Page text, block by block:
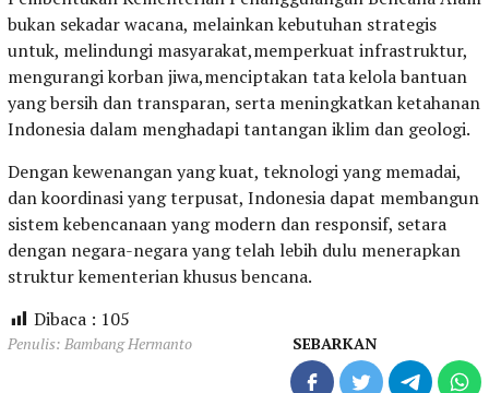
bukan sekadar wacana, melainkan kebutuhan strategis
untuk, melindungi masyarakat,memperkuat infrastruktur,
mengurangi korban jiwa,menciptakan tata kelola bantuan
yang bersih dan transparan, serta meningkatkan ketahanan
Indonesia dalam menghadapi tantangan iklim dan geologi.
Dengan kewenangan yang kuat, teknologi yang memadai,
dan koordinasi yang terpusat, Indonesia dapat membangun
sistem kebencanaan yang modern dan responsif, setara
dengan negara-negara yang telah lebih dulu menerapkan
struktur kementerian khusus bencana.
Dibaca : 105
Penulis: Bambang Hermanto SEBARKAN